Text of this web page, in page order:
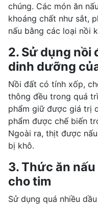
chúng. Các món ăn
khoáng chất như sắt,
nấu bằng các loại nồi
2. Sử dụng nồi
dinh dưỡng
Nồi đất có tính xốp,
thông đều trong quá
phẩm giữ được giá trị
phẩm được chế biến
Ngoài ra, thịt được
bị khô.
3. Thức ăn
cho tim
Sử dụng quá nhiều